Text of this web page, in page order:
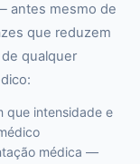
antes mesmo de
que reduzem
qualquer
que intensidade e
médica —